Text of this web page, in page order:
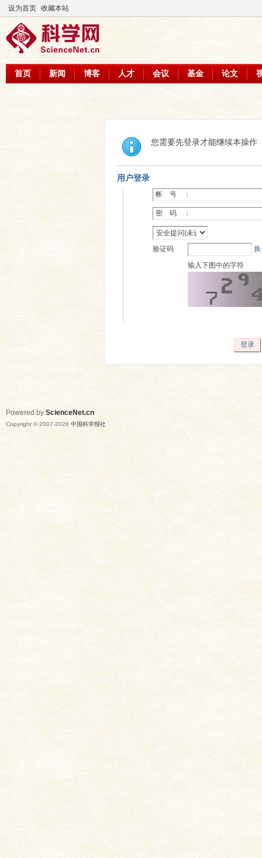
设为首页 收藏本站
首页 新闻 博客 人才 会议 基金 论文
您需要先登录才能继续本操作
用户登录
帐 号 ：
密 码 ：
验证码
输入下图中的字符
登录
Powered by ScienceNet.cn
Copyright © 2007-2026 中国科学报社